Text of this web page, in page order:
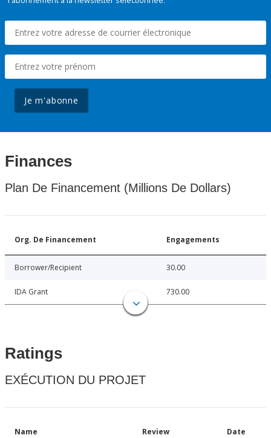
Je m'abonne
Finances
Plan De Financement (Millions De Dollars)
Org. De Financement Engagements
Borrower/Recipient 30.00
IDA Grant 730.00
Ratings
EXÉCUTION DU PROJET
Name Review Date